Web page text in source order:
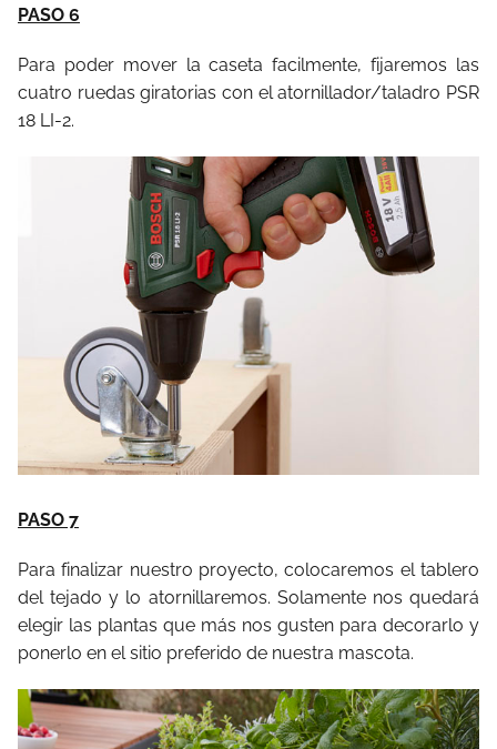
PASO 6
Para poder mover la caseta facilmente, fijaremos las
cuatro ruedas giratorias con el atornillador/taladro PSR
18 LI-2.
PASO 7
Para finalizar nuestro proyecto, colocaremos el tablero
del tejado y lo atornillaremos. Solamente nos quedará
elegir las plantas que más nos gusten para decorarlo y
ponerlo en el sitio preferido de nuestra mascota.